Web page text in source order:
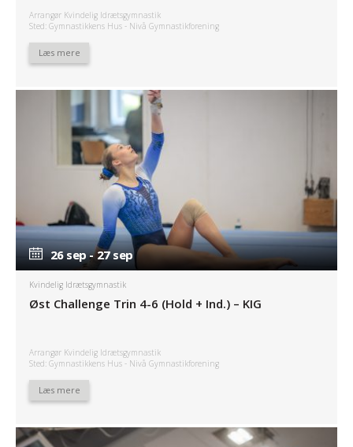
Arrangør Kvindelig Idrætsgymnastik
Sted: Gymnastikkens Hus - Nivå Gymnastikforening
Læs mere
26 sep - 27 sep
26 sep - 27 sep
Kvindelig Idrætsgymnastik
Øst Challenge Trin 4-6 (Hold + Ind.) – KIG
Arrangør Kvindelig Idrætsgymnastik
Sted: Gymnastikkens Hus - Nivå Gymnastikforening
Læs mere